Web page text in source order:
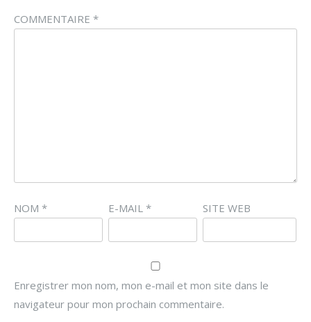
COMMENTAIRE *
NOM * E-MAIL * SITE WEB
Enregistrer mon nom, mon e-mail et mon site dans le
navigateur pour mon prochain commentaire.